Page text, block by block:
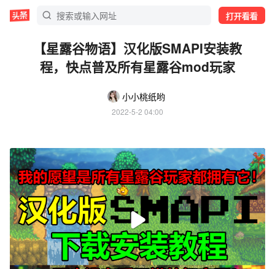
打开看看
【星露谷物语】汉化版SMAPI安装教
程，快点普及所有星露谷mod玩家
小小桃纸哟
2022-5-2 04:00